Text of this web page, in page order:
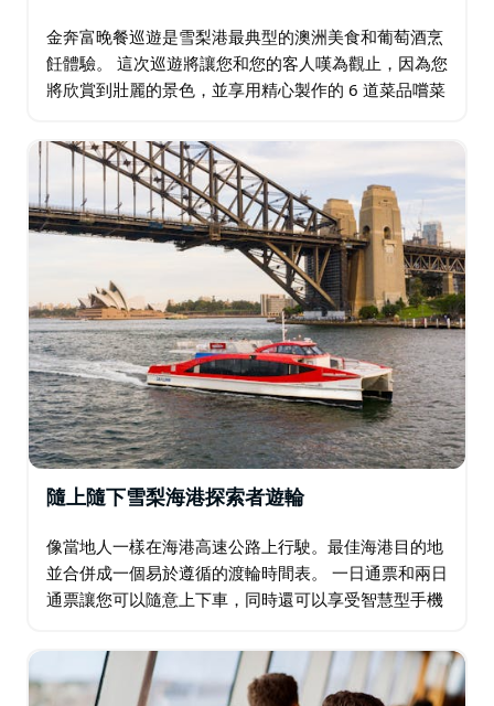
金奔富晚餐巡遊是雪梨港最典型的澳洲美食和葡萄酒烹
飪體驗。 這次巡遊將讓您和您的客人嘆為觀止，因為您
將欣賞到壯麗的景色，並享用精心製作的 6 道菜品嚐菜
隨上隨下雪梨海港探索者遊輪
像當地人一樣在海港高速公路上行駛。最佳海港目的地
並合併成一個易於遵循的渡輪時間表。 一日通票和兩日
通票讓您可以隨意上下車，同時還可以享受智慧型手機
性的一日通票。 充滿冒險的 1 日通票…